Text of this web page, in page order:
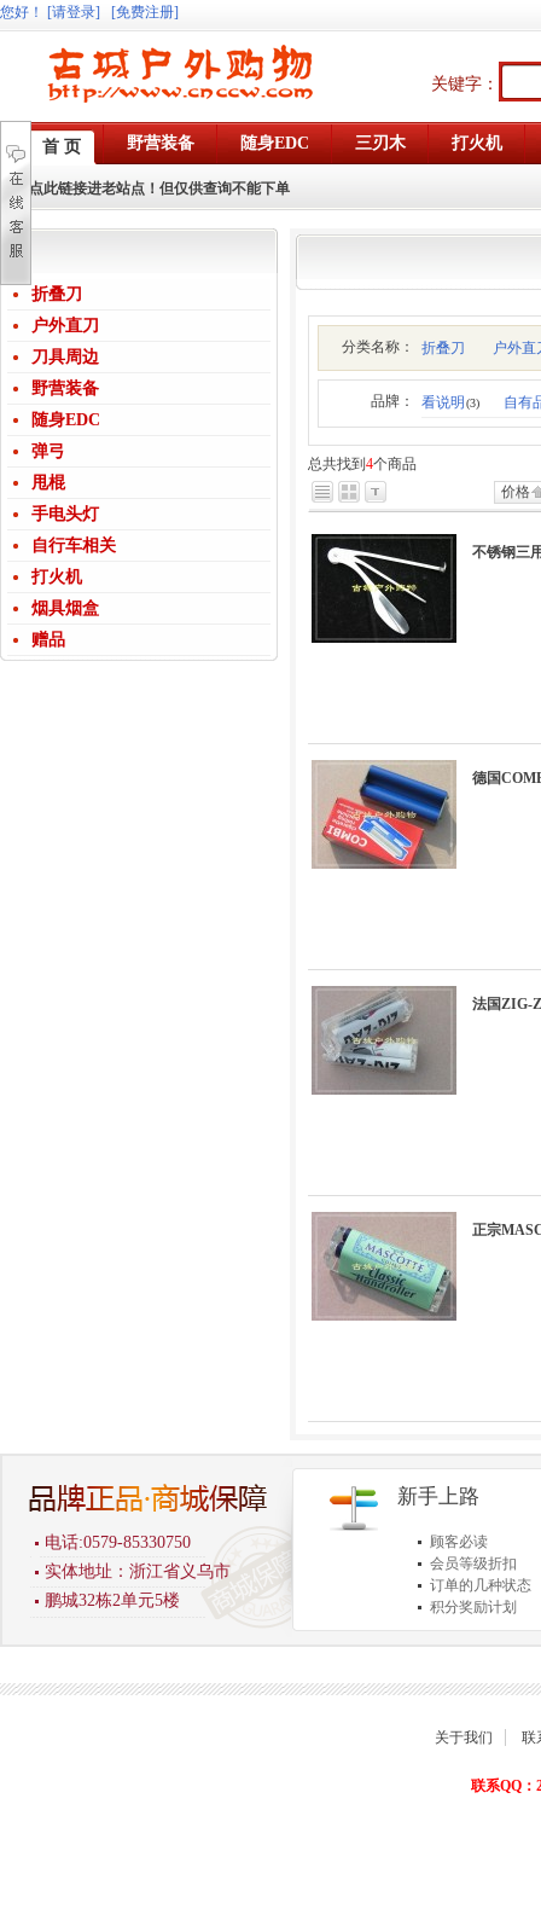
您好 ！ [请登录] [免费注册]
关键字：
首 页 野营装备 随身EDC 三刃木 打火机
点此链接进老站点！但仅供查询不能下单
折叠刀
户外直刀
刀具周边
野营装备
随身EDC
弹弓
甩棍
手电头灯
自行车相关
打火机
烟具烟盒
赠品
分类名称： 折叠刀 户外直
品牌： 看说明 (3) 自有
总共找到 4个商品
价格
不锈钢三
德国
法国ZIG-
正宗
电话:0579-85330750
实体地址：浙江省义乌市
鹏城32栋2单元5楼
新手上路
顾客必读
会员等级折扣
订单的几种状态
积分奖励计划
商品退货保障
关于我们 联
联系QQ：